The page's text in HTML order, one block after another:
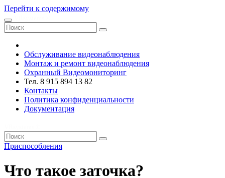
Перейти к содержимому
Обслуживание видеонаблюдения
Монтаж и ремонт видеонаблюдения
Охранный Видеомониторинг
Тел. 8 915 894 13 82
Контакты
Политика конфиденциальности
Документация
Приспособления
Что такое заточка?